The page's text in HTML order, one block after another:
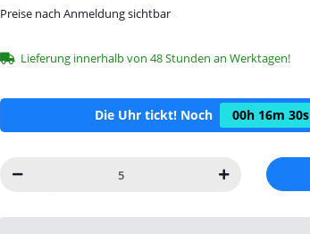
Preise nach Anmeldung sichtbar
Lieferung innerhalb von 48 Stunden an Werktagen!
Die Uhr tickt! Noch 00h 16m 29s